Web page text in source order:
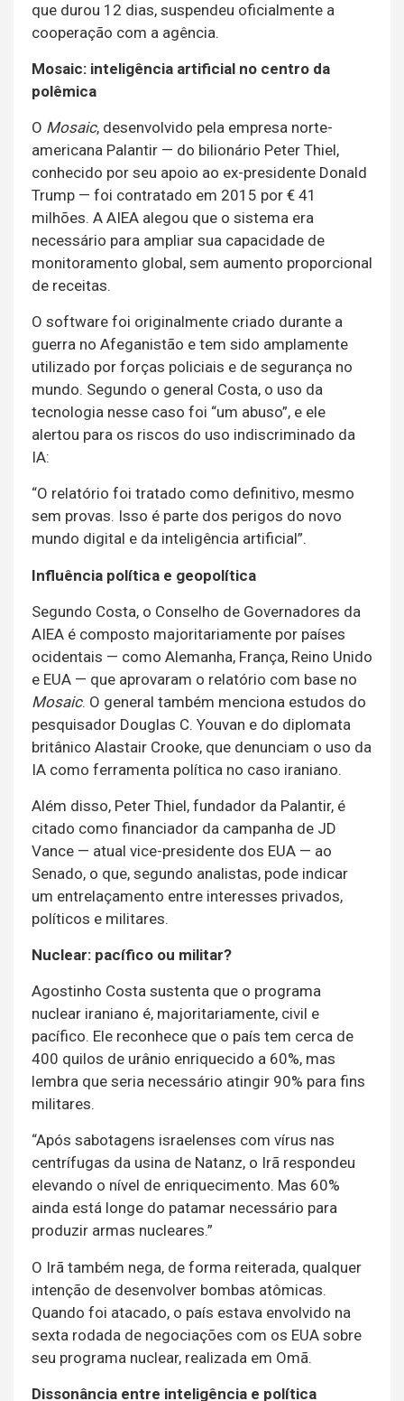
que durou 12 dias, suspendeu oficialmente a
cooperação com a agência.
Mosaic: inteligência artificial no centro da
polêmica
O Mosaic, desenvolvido pela empresa norte-
americana Palantir — do bilionário Peter Thiel,
conhecido por seu apoio ao ex-presidente Donald
Trump — foi contratado em 2015 por € 41
milhões. A AIEA alegou que o sistema era
necessário para ampliar sua capacidade de
monitoramento global, sem aumento proporcional
de receitas.
O software foi originalmente criado durante a
guerra no Afeganistão e tem sido amplamente
utilizado por forças policiais e de segurança no
mundo. Segundo o general Costa, o uso da
tecnologia nesse caso foi “um abuso”, e ele
alertou para os riscos do uso indiscriminado da
IA:
“O relatório foi tratado como definitivo, mesmo
sem provas. Isso é parte dos perigos do novo
mundo digital e da inteligência artificial”.
Influência política e geopolítica
Segundo Costa, o Conselho de Governadores da
AIEA é composto majoritariamente por países
ocidentais — como Alemanha, França, Reino Unido
e EUA — que aprovaram o relatório com base no
Mosaic. O general também menciona estudos do
pesquisador Douglas C. Youvan e do diplomata
britânico Alastair Crooke, que denunciam o uso da
IA como ferramenta política no caso iraniano.
Além disso, Peter Thiel, fundador da Palantir, é
citado como financiador da campanha de JD
Vance — atual vice-presidente dos EUA — ao
Senado, o que, segundo analistas, pode indicar
um entrelaçamento entre interesses privados,
políticos e militares.
Nuclear: pacífico ou militar?
Agostinho Costa sustenta que o programa
nuclear iraniano é, majoritariamente, civil e
pacífico. Ele reconhece que o país tem cerca de
400 quilos de urânio enriquecido a 60%, mas
lembra que seria necessário atingir 90% para fins
militares.
“Após sabotagens israelenses com vírus nas
centrífugas da usina de Natanz, o Irã respondeu
elevando o nível de enriquecimento. Mas 60%
ainda está longe do patamar necessário para
produzir armas nucleares.”
O Irã também nega, de forma reiterada, qualquer
intenção de desenvolver bombas atômicas.
Quando foi atacado, o país estava envolvido na
sexta rodada de negociações com os EUA sobre
seu programa nuclear, realizada em Omã.
Dissonância entre inteligência e política